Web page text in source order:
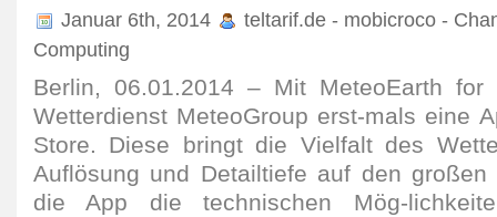
Januar 6th, 2014
teltarif.de - mobicroco -
Computing
Berlin, 06.01.2014 – Mit MeteoEarth
Wetterdienst MeteoGroup erst-mals eine
Store. Diese bringt die Vielfalt des
Auflösung und Detailtiefe auf den
die App die technischen Mög-